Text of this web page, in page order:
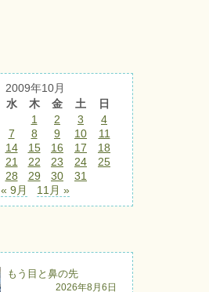
2009年10月
水 木 金 土
日
1
2 3
4
7 8 9 10
11
14 15 16 17
18
21 22 23 24
25
28 29 30
31
« 9月
11月 »
もう目と鼻の先
2026年8月6日